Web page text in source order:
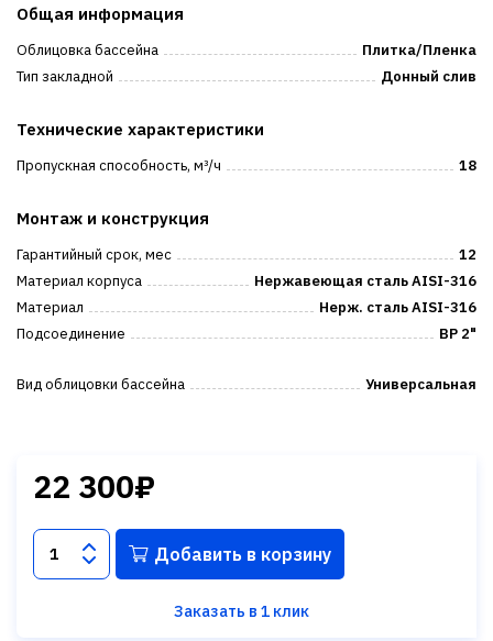
Общая информация
Облицовка бассейна
Плитка/Пленка
Тип закладной
Донный слив
Технические характеристики
Пропускная способность, м³/ч 18
Монтаж и конструкция
Гарантийный срок, мес
12
Материал корпуса
Нержавеющая сталь AISI-316
Материал
Нерж. сталь AISI-316
Подсоединение
ВР 2"
Вид облицовки бассейна Универсальная
22 300₽
Добавить в корзину
Заказать в 1 клик